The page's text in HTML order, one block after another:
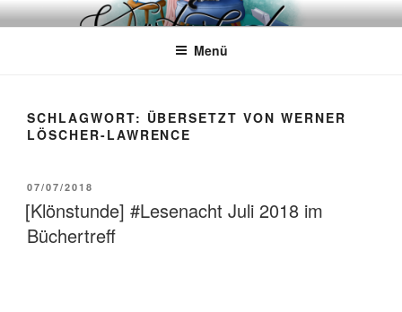
Zum
InhaltWÖRTERKATZE
Von Büchern erzählen
Menü
SCHLAGWORT: ÜBERSETZT VON WERNER
LÖSCHER-LAWRENCE
VERÖFFENTLICHT
AM
07/07/2018
[Klönstunde] #Lesenacht Juli 2018 im
Büchertreff